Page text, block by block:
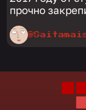
прочно